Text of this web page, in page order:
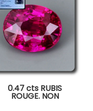
0.47 cts RUBIS
ROUGE. NON